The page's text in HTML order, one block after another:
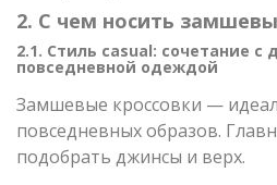
2. С чем носить
2.1. Стиль casual: сочетание с
повседневной одеждой
Замшевые кроссовки —
повседневных образов.
подобрать джинсы и верх.